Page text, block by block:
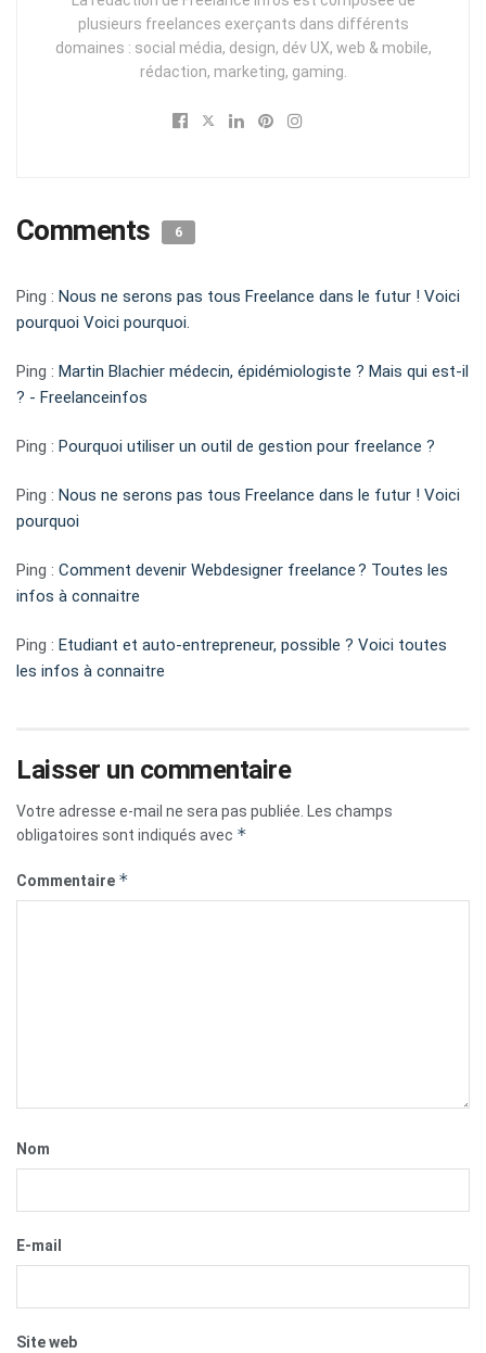
plusieurs freelances exerçants dans différents
domaines : social média, design, dév UX, web & mobile,
rédaction, marketing, gaming.
Comments 6
Ping : Nous ne serons pas tous Freelance dans le futur ! Voici
pourquoi Voici pourquoi.
Ping : Martin Blachier médecin, épidémiologiste ? Mais qui est-il
? - Freelanceinfos
Ping : Pourquoi utiliser un outil de gestion pour freelance ?
Ping : Nous ne serons pas tous Freelance dans le futur ! Voici
pourquoi
Ping : Comment devenir Webdesigner freelance ? Toutes les
infos à connaitre
Ping : Etudiant et auto-entrepreneur, possible ? Voici toutes
les infos à connaitre
Laisser un commentaire
Votre adresse e-mail ne sera pas publiée. Les champs
obligatoires sont indiqués avec *
Commentaire *
Nom
E-mail
Site web